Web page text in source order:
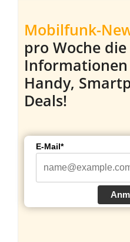
Mobilfunk-
pro Woche
Handy,
Deals!
E-Mail*